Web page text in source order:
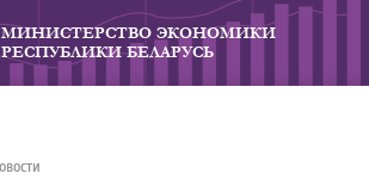
МИНИСТЕРСТВО ЭКОНОМИКИ
РЕСПУБЛИКИ БЕЛАРУСЬ